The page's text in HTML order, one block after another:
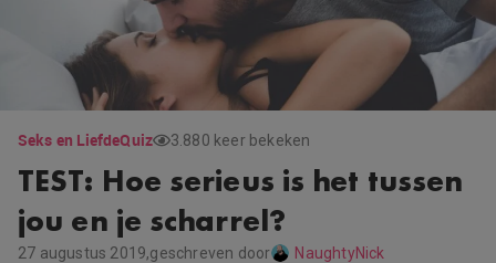
Seks en LiefdeQuiz 3.880 keer bekeken
TEST: Hoe serieus is het tussen
jou en je scharrel?
27 augustus 2019,geschreven door NaughtyNick